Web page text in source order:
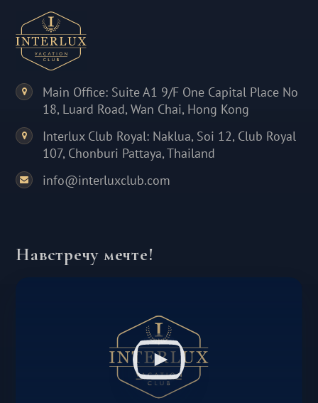
Main Office: Suite A1 9/F One Capital Place No
18, Luard Road, Wan Chai, Hong Kong
Interlux Club Royal: Naklua, Soi 12, Club Royal
107, Chonburi Pattaya, Thailand
info@interluxclub.com
Навстречу мечте!